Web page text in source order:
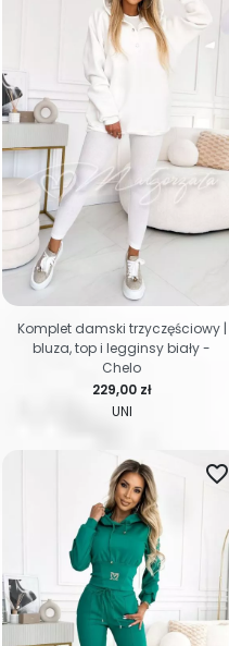
UNI
Cena
229,00 zł
Komplet damski trzyczęściowy |
bluza, top i legginsy biały -
Chelo
favorite_border